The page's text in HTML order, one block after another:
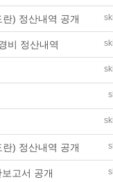
) 정산내역 공개
비 정산내역
인회계,학교발전기금)
비 (유초중고 CCA) 정
개(학교회계, 법인회계)
) 정산내역 공개
고서 공개